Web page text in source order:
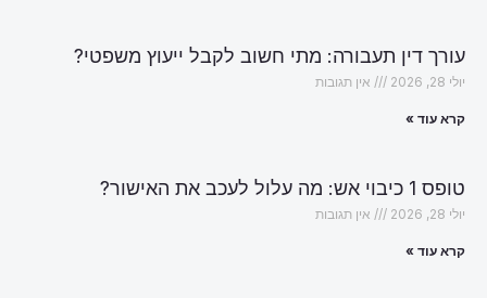
עורך דין תעבורה: מתי חשוב לקבל ייעוץ משפטי?
יולי 28, 2026 אין תגובות
קרא עוד »
טופס 1 כיבוי אש: מה עלול לעכב את האישור?
יולי 28, 2026 אין תגובות
קרא עוד »